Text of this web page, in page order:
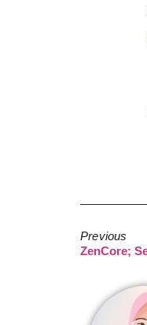
Previous
ZenCore;